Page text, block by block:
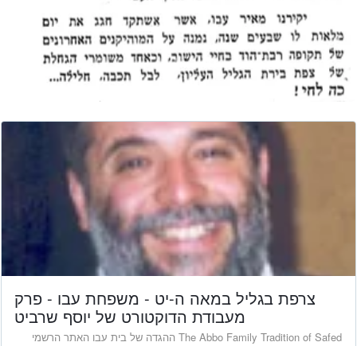
צרפת בגליל במאה ה-יט - משפחת עבו - פרק
מעבודת הדוקטורט של יוסף שרביט
ההגדה של בית עבו האתר הרשמי The Abbo Family Tradition of Safed